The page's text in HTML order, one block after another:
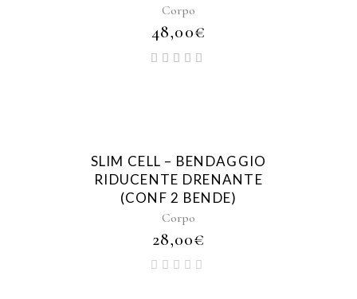
Corpo
48,00€
SLIM CELL – BENDAGGIO
RIDUCENTE DRENANTE
(CONF 2 BENDE)
Corpo
28,00€